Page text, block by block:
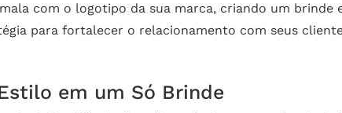
com o logotipo da sua marca, criando um brinde
para fortalecer o relacionamento com seus
em um Só Brinde